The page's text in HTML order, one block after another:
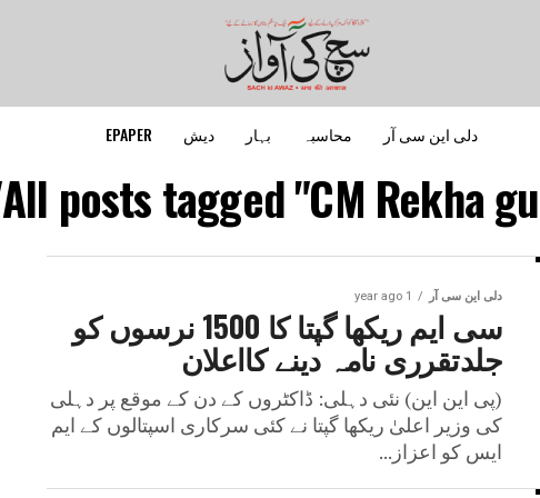
دلی این سی آر محاسبہ بہار دیش EPAPER
All posts tagged "CM Rekha
دلی این سی آر 1 year ago
سی ایم ریکھا گپتا کا 1500 نرسوں کو
جلدتقرری نامہ دینے کااعلان
(پی این این) نئی دہلی: ڈاکٹروں کے دن کے موقع پر دہلی
کی وزیر اعلیٰ ریکھا گپتا نے کئی سرکاری اسپتالوں کے ایم
ایس کو اعزاز...